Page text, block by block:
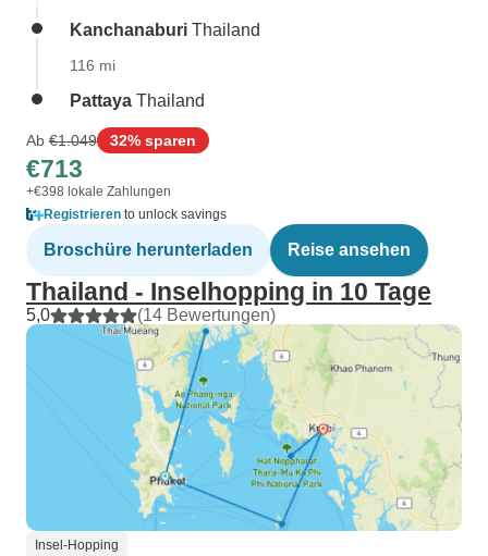
Kanchanaburi Thailand
116 mi
Pattaya Thailand
Ab €1.049 32% sparen
€713
+€398 lokale Zahlungen
Registrieren to unlock savings
Broschüre herunterladen Reise ansehen
Thailand - Inselhopping in 10 Tage
5,0 (14 Bewertungen)
Insel-Hopping